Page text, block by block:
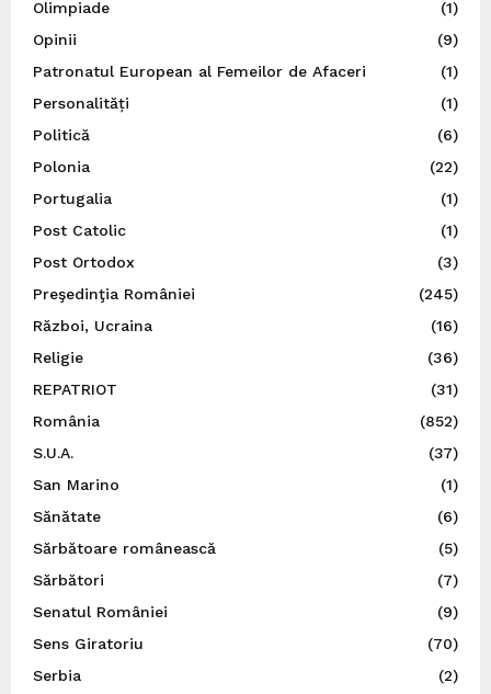
Olimpiade
(1)
Opinii
(9)
Patronatul European al Femeilor de Afaceri
(1)
Personalități
(1)
Politică
(6)
Polonia
(22)
Portugalia
(1)
Post Catolic
(1)
Post Ortodox
(3)
Preşedinţia României
(245)
Război, Ucraina
(16)
Religie
(36)
REPATRIOT
(31)
România
(852)
S.U.A.
(37)
San Marino
(1)
Sănătate
(6)
Sărbătoare românească
(5)
Sărbători
(7)
Senatul României
(9)
Sens Giratoriu
(70)
Serbia
(2)